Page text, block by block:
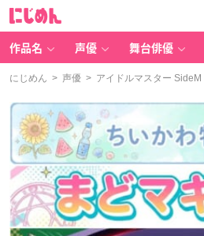
作品名 声優 舞台俳優
にじめん > 声優 > アイドルマスター SideM